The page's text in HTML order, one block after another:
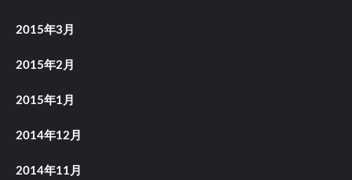
2015年3月
2015年2月
2015年1月
2014年12月
2014年11月